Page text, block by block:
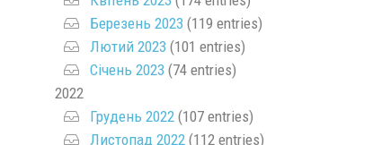
Березень 2023 (119 entries)
Лютий 2023 (101 entries)
Січень 2023 (74 entries)
2022
Грудень 2022(107 entries)
Листопад 2022(112 entries)